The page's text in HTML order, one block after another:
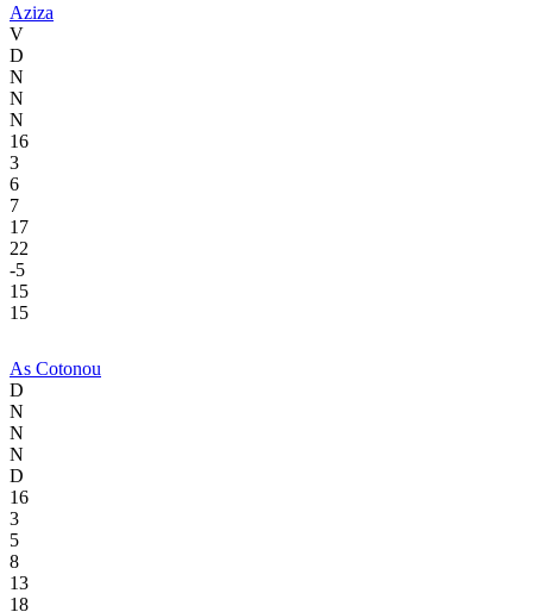
Aziza
V
D
N
N
N
16
3
6
7
17
22
-5
15
15
As Cotonou
D
N
N
N
D
16
3
5
8
13
18